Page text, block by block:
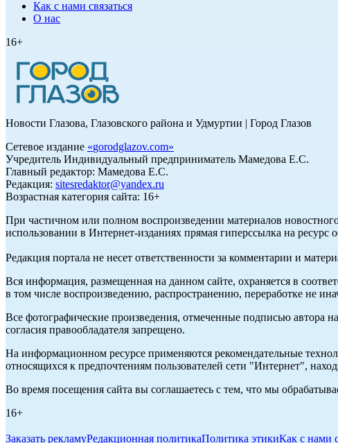
Как с нами связаться
О нас
16+
Новости Глазова, Глазовского района и Удмуртии | Город Глазов
Сетевое издание «gorodglazov.com»
Учредитель Индивидуальный предприниматель Мамедова Е.С.
Главный редактор: Мамедова Е.С.
Редакция: sitesredaktor@yandex.ru
Возрастная категория сайта: 16+
При частичном или полном воспроизведении материалов
использовании в Интернет-изданиях прямая гиперссылка на
Редакция портала не несет ответственности за комментарии и
Вся информация, размещенная на данном сайте, охраняется в
в том числе воспроизведению, распространению, переработке не
Все фотографические произведения, отмеченные подписью автора
согласия правообладателя запрещено.
На информационном ресурсе применяются рекомендательные
относящихся к предпочтениям пользователей сети "Интернет",
Во время посещения сайта вы соглашаетесь с тем, что мы
16+
Заказать рекламуРедакционная политикаПолитика этикиКак с нами